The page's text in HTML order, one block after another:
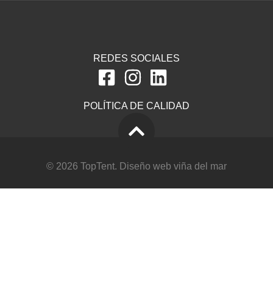
REDES SOCIALES
POLÍTICA DE CALIDAD
© 2026 TopTent. Diseño web viña del mar